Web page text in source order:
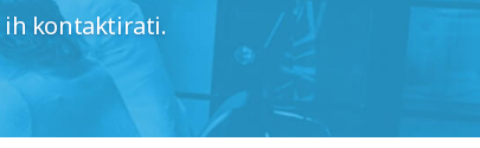
ih kontaktirati.